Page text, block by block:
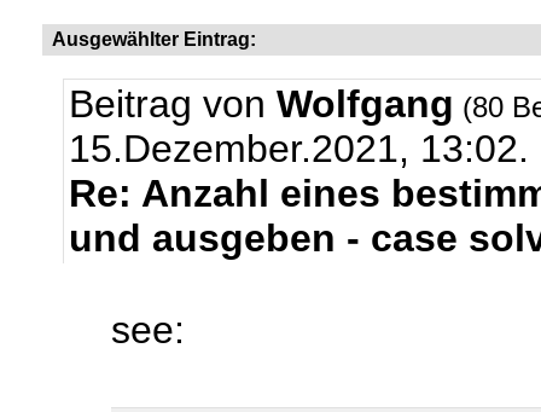
Ausgewählter Eintrag:
Beitrag von Wolfgang (80
15.Dezember.2021, 13:02.
Re: Anzahl eines
und ausgeben - case
see: